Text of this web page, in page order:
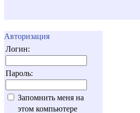
Авторизация
Логин:
Пароль:
Запомнить меня на
этом компьютере